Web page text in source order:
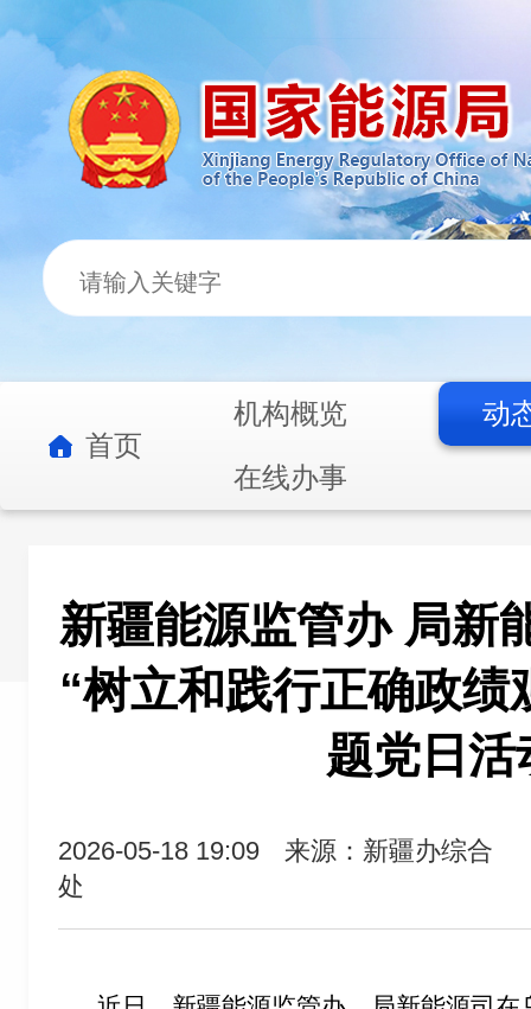
首页
机构概览
动
在线办事
新疆能源监管办 局新
“树立和践行正确政绩
题党日活
2026-05-18 19:09
来源：新疆办综合
处